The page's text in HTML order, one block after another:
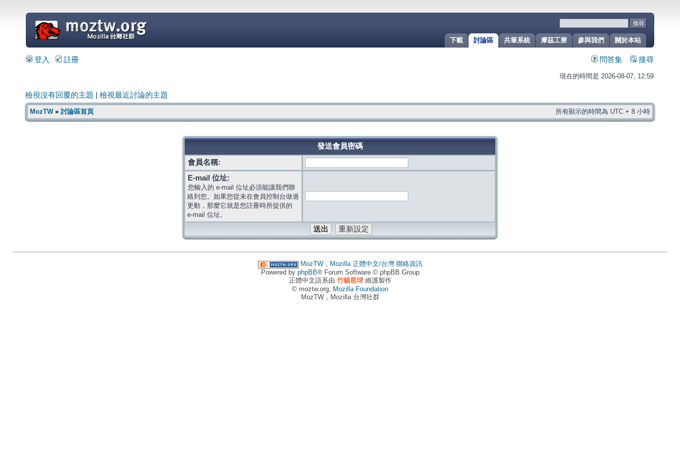
關於本站
參與我們
摩茲工寮
共筆系統
討論區
下載
=
登入 註冊 問答集 搜尋
現在的時間是 2026-08-07, 12:59
檢視沒有回覆的主題 檢視最近討論的主題
MozTW» 討論區首頁 所有顯示的時間為 UTC + 8 小時
發送會員密碼
會員名稱:
E-mail 位址:
您輸入的 e-mail 位址必須能讓我們聯
絡到您。如果您從未在會員控制台做過
更動，那麼它就是您註冊時所提供的
e-mail 位址。
MozTW，Mozilla 正體中文/台灣 聯絡資訊
Powered by phpBB® Forum Software © phpBB Group
正體中文語系由 竹貓星球維護製作
© moztw.org, Mozilla Foundation
MozTW，Mozilla 台灣社群